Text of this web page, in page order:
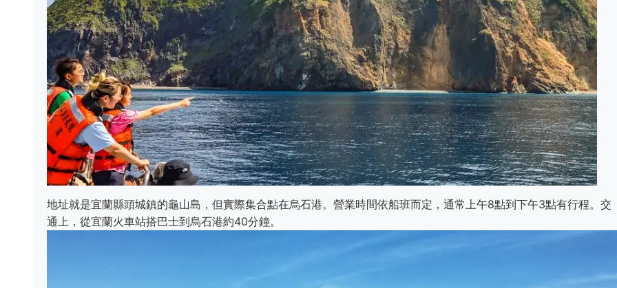
地址就是宜蘭縣頭城鎮的龜山島，但實際集合點在烏石港。營業時間依船班而定，通常上午8點到下午3點有行程。交
通上，從宜蘭火車站搭巴士到烏石港約40分鐘。